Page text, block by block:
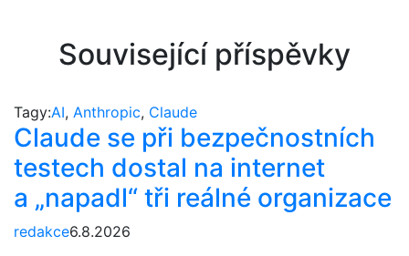
Související příspěvky
Tagy:AI, Anthropic, Claude
Claude se při bezpečnostních
testech dostal na internet
a „napadl“ tři reálné organizace
redakce6.8.2026